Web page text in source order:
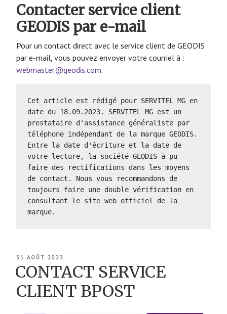
Contacter service client
GEODIS par e-mail
Pour un contact direct avec le service client de GEODIS
par e-mail, vous pouvez envoyer votre courriel à :
webmaster@geodis.com.
Cet article est rédigé pour SERVITEL MG en
date du 18.09.2023. SERVITEL MG est un
prestataire d'assistance généraliste par
téléphone indépendant de la marque GEODIS.
Entre la date d'écriture et la date de
votre lecture, la société GEODIS à pu
faire des rectifications dans les moyens
de contact. Nous vous recommandons de
toujours faire une double vérification en
consultant le site web officiel de la
marque.
PUBLIÉ
LE
31 AOÛT 2023
CONTACT SERVICE
CLIENT BPOST